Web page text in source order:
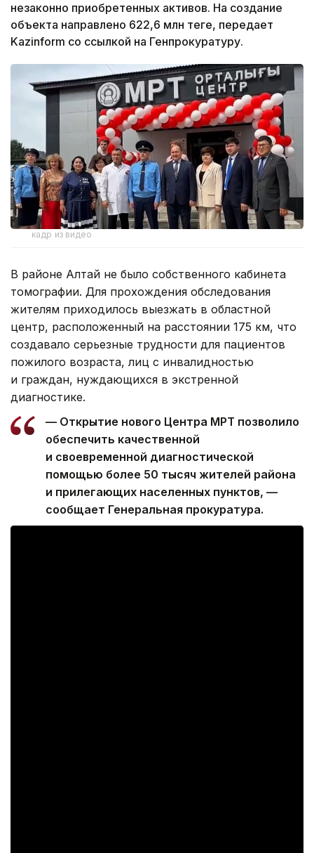
незаконно приобретенных активов. На создание
объекта направлено 622,6 млн теңге, передает
Kazinform со ссылкой на Генпрокуратуру.
кадр из видео
В районе Алтай не было собственного кабинета
томографии. Для прохождения обследования
жителям приходилось выезжать в областной
центр, расположенный на расстоянии 175 км, что
создавало серьезные трудности для пациентов
пожилого возраста, лиц с инвалидностью
и граждан, нуждающихся в экстренной
диагностике.
— Открытие нового Центра МРТ позволило
обеспечить качественной
и своевременной диагностической
помощью более 50 тысяч жителей района
и прилегающих населенных пунктов, —
сообщает Генеральная прокуратура.